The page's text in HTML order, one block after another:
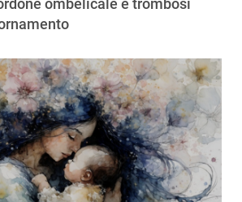
ombelicale e trombosi